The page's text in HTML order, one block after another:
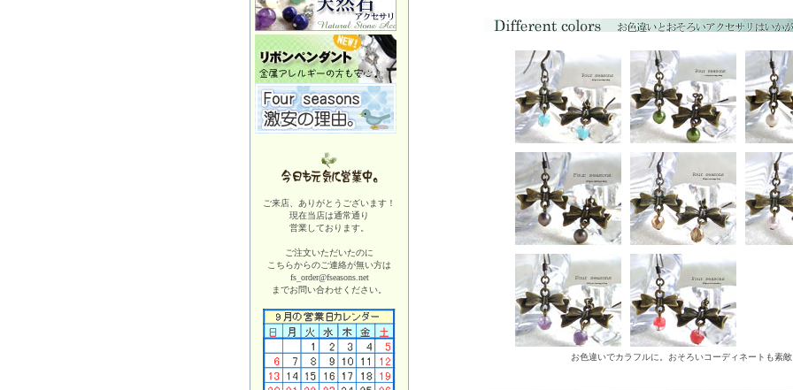
ご来店、ありがとうございます！
現在当店は通常通り
営業しております。
ご注文いただいたのに
こちらからのご連絡が無い方は
fs_order@fseasons.net
までお問い合わせください。
お色違いでカラフルに。おそろいコーディネートも素敵